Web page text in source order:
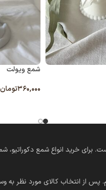
شمع ویولت
۳۶۰,۰۰۰تومان
عزیز است. برای خرید انواع
پس از انتخاب کالای مورد نظر